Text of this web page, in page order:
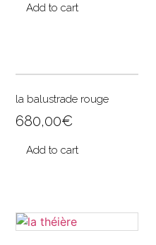
Add to cart
la balustrade rouge
680,00€
Add to cart